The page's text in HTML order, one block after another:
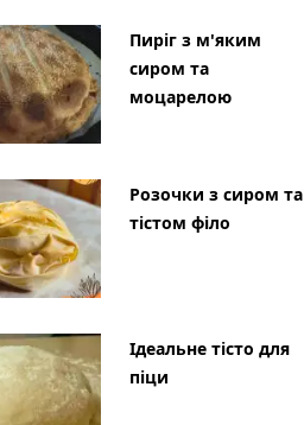
Пиріг з м'яким
сиром та
моцарелою
Розочки з сиром та
тістом філо
Ідеальне тісто для
піци